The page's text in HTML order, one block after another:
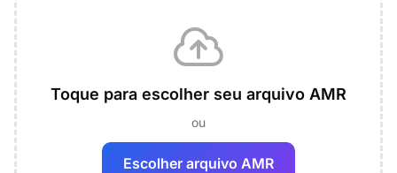
Toque para escolher seu arquivo AMR
ou
Escolher arquivo AMR